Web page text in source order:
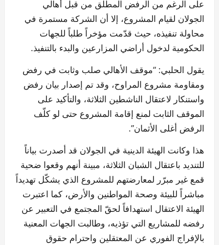
على الرغم من الرفض المطلق من قبل أهالي
الجولان لقيام المشروع، إلا أن الشركة مستمرة في
محاولة تنفيذه، حيث قدّمت مؤخراً طلباً للجهات
الحكومية لدخول أراضي المزارعين والبدء بالتنفيذ.
يقول الحلبي: “موقف الأهالي صلب وثابت في رفض
ومقاومة مشروع المراوح، وقد تم إصدار بيان رفض
واستنكار لاعتقال الناشطين الثلاثة، والتأكيد على
الموقف الثابت لمنع إقامة المشروع حتى لو كلّف
الرفض أغلى الأثمان”.
هذا وكانت الهيئة الدينية في الجولان قد أصدرت بياناً
للتنديد باعتقال الشبان الثلاثة، مبينة أنهم وقعوا ضحية
قمع غير مبرّر لمعارضتهم للمشروع الذي يشكّل تهديداً
مباشراً للبيئة وصحة المواطنين والأرض، كما اعتبرت
الهيئة الاعتقال استهدافاً لحقّ المجتمع في التعبير عن
رفضه للمشاريع التي تؤذيه، وطالبت الجهات المعنية
بالإفراج الفوري عن المعتقلين واحترام حقوق